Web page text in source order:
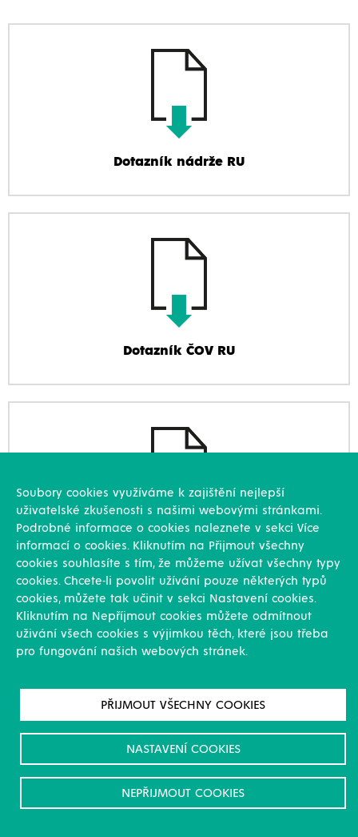
Dotazník nádrže RU
Dotazník ČOV RU
Dotazník BPS RU
+420 724 937 609
envi@witkowitz.cz
Soubory cookies využíváme k zajištění nejlepší
uživatelské zkušenosti s našimi webovými stránkami.
Podrobné informace o cookies naleznete v sekci Více
informací o cookies. Kliknutím na Přijmout všechny
cookies souhlasíte s tím, že můžeme užívat všechny typy
cookies. Chcete-li povolit užívání pouze některých typů
cookies, můžete tak učinit v sekci Nastavení cookies.
Kliknutím na Nepříjmout cookies můžete odmítnout
uživání všech cookies s výjimkou těch, které jsou třeba
pro fungování našich webových stránek.
PŘIJMOUT VŠECHNY COOKIES
NASTAVENÍ COOKIES
NEPŘIJMOUT COOKIES